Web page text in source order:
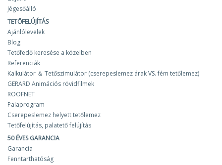
Jégesőálló
TETŐFELÚJÍTÁS
Ajánlólevelek
Blog
Tetőfedő keresése a közelben
Referenciák
Kalkulátor ＆ Tetőszimulátor (cserepeslemez árak VS. fém tetőlemez)
GERARD Animációs rövidfilmek
ROOFNET
Palaprogram
Cserepeslemez helyett tetőlemez
Tetőfelújítás, palatető felújítás
50 ÉVES GARANCIA
Garancia
Fenntarthatóság